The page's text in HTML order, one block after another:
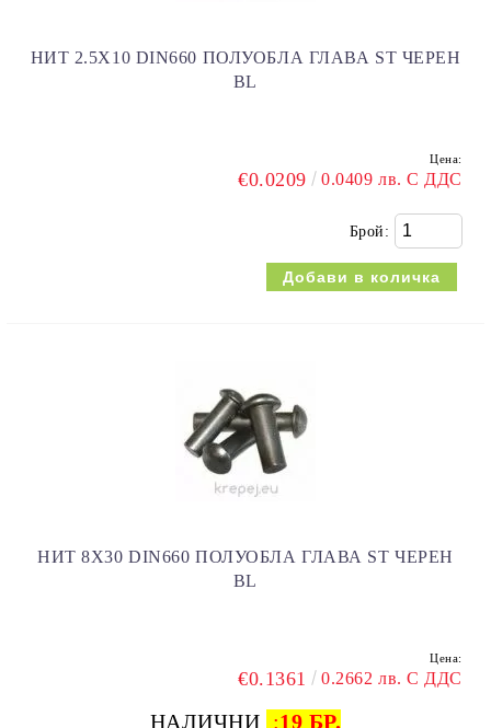
НИТ 2.5Х10 DIN660 ПОЛУОБЛА ГЛАВА ST ЧЕРЕН
BL
Цена:
€0.0209 0.0409 лв. С ДДС
Брой:
НИТ 8Х30 DIN660 ПОЛУОБЛА ГЛАВА ST ЧЕРЕН
BL
Цена:
€0.1361 0.2662 лв. С ДДС
НАЛИЧНИ :19 БР.